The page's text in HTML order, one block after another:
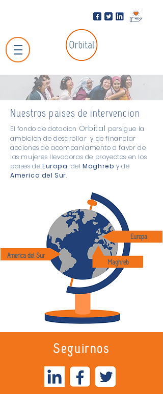
Nuestros paises de intervencion
El fondo de dotacion Orbital persigue la
ambicion de desarollar y de financiar
acciones de acompaniamento a favor de
las mujeres llevadoras de proyectos en los
paises de Europa, delMaghreb y de
America del Sur.
America del Sur
Maghreb
Europa
Seguirnos